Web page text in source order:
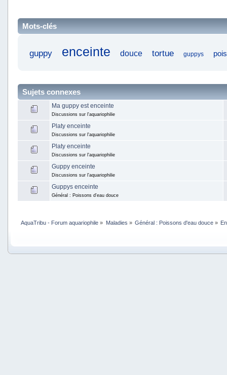
Mots-clés
guppy enceinte douce tortue guppys
Sujets connexes
Ma guppy est enceinte
Discussions sur l'aquariophilie
Platy enceinte
Discussions sur l'aquariophilie
Platy enceinte
Discussions sur l'aquariophilie
Guppy enceinte
Discussions sur l'aquariophilie
Guppys enceinte
Général : Poissons d'eau douce
AquaTribu - Forum aquariophile » Maladies » Général : Poissons d'eau douce»